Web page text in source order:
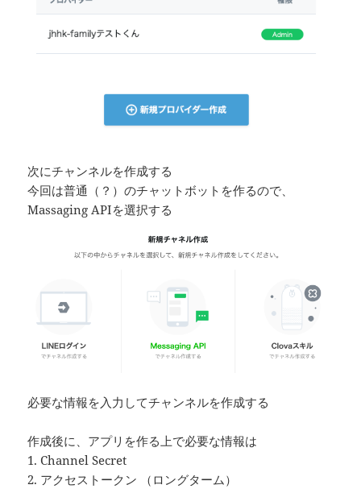
次にチャンネルを作成する
今回は普通（？）のチャットボットを作るので、
Massaging APIを選択する
必要な情報を入力してチャンネルを作成する
作成後に、アプリを作る上で必要な情報は
1. Channel Secret
2. アクセストークン （ロングターム）